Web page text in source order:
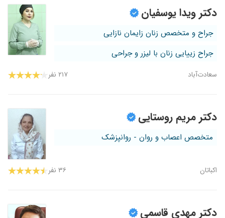
دکتر ویدا یوسفیان
جراح و متخصص زنان زایمان نازایی
جراح زییایی زنان با لیزر و جراحی
سعادت‌آباد ۲۱۷ نفر
دکتر مریم روستایی
متخصص اعصاب و روان - روانپزشک
اکباتان ۳۶ نفر
دکتر مهدی قاسمی